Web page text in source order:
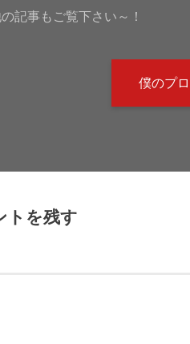
記事もご覧下さい～！
僕のプ
トを残す